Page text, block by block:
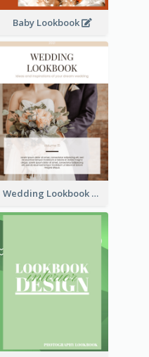
Baby Lookbook
Wedding Lookbook